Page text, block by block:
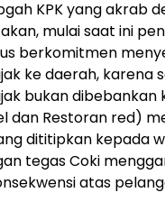
KPK yang akrab
mulai saat ini
berkomitmen
ke daerah, karena
bukan dibebankan
dan Restoran red)
dititipkan kepada
tegas Coki
atas